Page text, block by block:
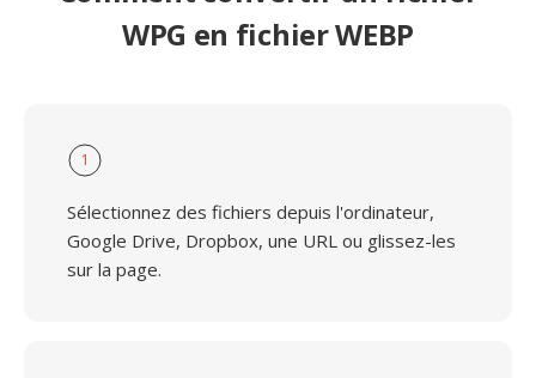
WPG en fichier WEBP
1
Sélectionnez des fichiers depuis l'ordinateur,
Google Drive, Dropbox, une URL ou glissez-les
sur la page.